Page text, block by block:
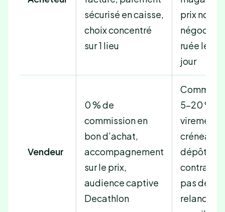
sécurisé en caisse,
choix concentré
sur 1 lieu
prix non
ruée le 1er
jour
Vendeur
0 % de
commission en
bon d’achat,
accompagnement
sur le prix,
audience captive
Decathlon
5-20 % si
virement,
créneau
dépôt
contraint,
pas de
relance